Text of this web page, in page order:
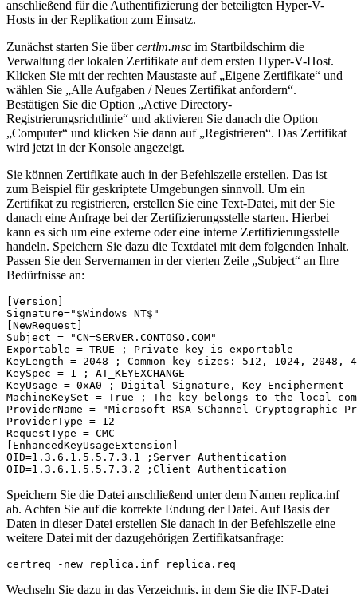
anschließend für die Authentifizierung der beteiligten Hyper-V-
Hosts in der Replikation zum Einsatz.
Zunächst starten Sie übercertlm.msc im Startbildschirm die
Verwaltung der lokalen Zertifikate auf dem ersten Hyper-V-Host.
Klicken Sie mit der rechten Maustaste auf „Eigene Zertifikate“ und
wählen Sie „Alle Aufgaben / Neues Zertifikat anfordern“.
Bestätigen Sie die Option „Active Directory-
Registrierungsrichtlinie“ und aktivieren Sie danach die Option
„Computer“ und klicken Sie dann auf „Registrieren“. Das Zertifikat
wird jetzt in der Konsole angezeigt.
Sie können Zertifikate auch in der Befehlszeile erstellen. Das ist
zum Beispiel für geskriptete Umgebungen sinnvoll. Um ein
Zertifikat zu registrieren, erstellen Sie eine Text-Datei, mit der Sie
danach eine Anfrage bei der Zertifizierungsstelle starten. Hierbei
kann es sich um eine externe oder eine interne Zertifizierungsstelle
handeln. Speichern Sie dazu die Textdatei mit dem folgenden Inhalt.
Passen Sie den Servernamen in der vierten Zeile „Subject“ an Ihre
Bedürfnisse an:
[Version]
Signature="$Windows NT$"
[NewRequest]
Subject = "CN=SERVER.CONTOSO.COM"
Exportable = TRUE ; Private key is exportable
KeyLength = 2048 ; Common key sizes: 512, 1024, 2048,
KeySpec = 1 ; AT_KEYEXCHANGE
KeyUsage = 0xA0 ; Digital Signature, Key Encipherment
MachineKeySet = True ; The key belongs to the local
ProviderName = "Microsoft RSA SChannel Cryptographic
ProviderType = 12
RequestType = CMC
[EnhancedKeyUsageExtension]
OID=1.3.6.1.5.5.7.3.1 ;Server Authentication
Speichern Sie die Datei anschließend unter dem Namen replica.inf
ab. Achten Sie auf die korrekte Endung der Datei. Auf Basis der
Daten in dieser Datei erstellen Sie danach in der Befehlszeile eine
weitere Datei mit der dazugehörigen Zertifikatsanfrage:
Wechseln Sie dazu in das Verzeichnis, in dem Sie die INF-Datei